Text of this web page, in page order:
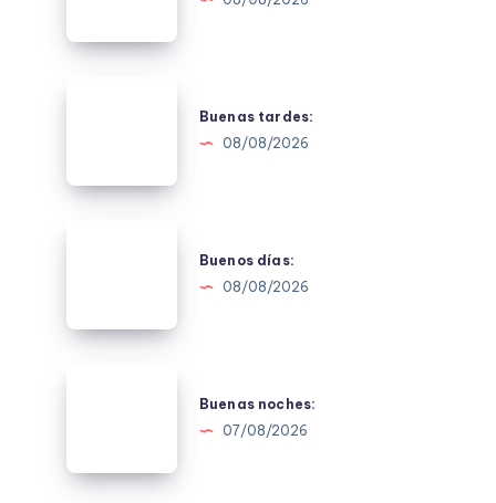
Buenas tardes:
08/08/2026
Buenos días:
08/08/2026
Buenas noches:
07/08/2026